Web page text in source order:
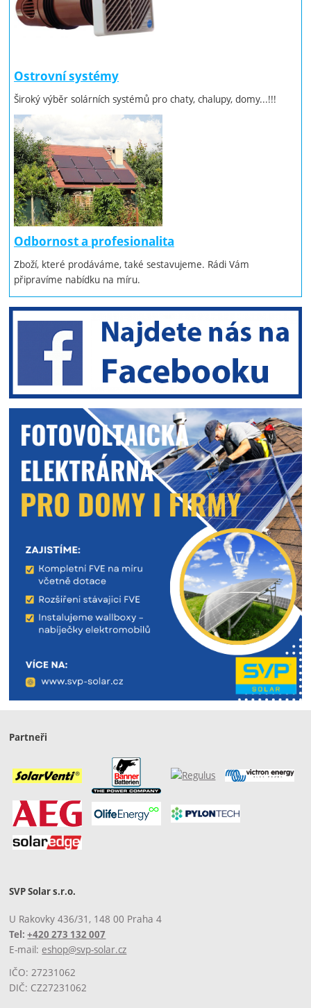
Ostrovní systémy
Široký výběr solárních systémů pro chaty, chalupy, domy...!!!
Odbornost a profesionalita
Zboží, které prodáváme, také sestavujeme. Rádi Vám
připravíme nabídku na míru.
Partneři
SVP Solar s.r.o.
U Rakovky 436/31, 148 00 Praha 4
Tel:+420 273 132 007
E-mail: eshop@svp-solar.cz
IČO: 27231062
DIČ: CZ27231062